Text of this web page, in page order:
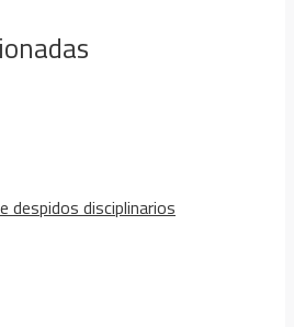
despidos disciplinarios